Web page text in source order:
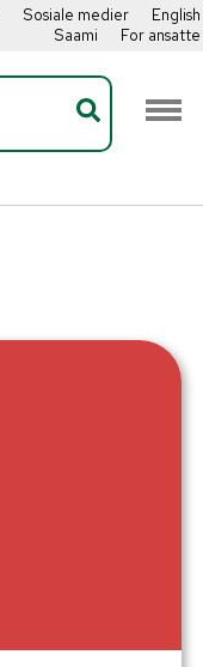
Sosiale medier
English
Saami
For ansatte